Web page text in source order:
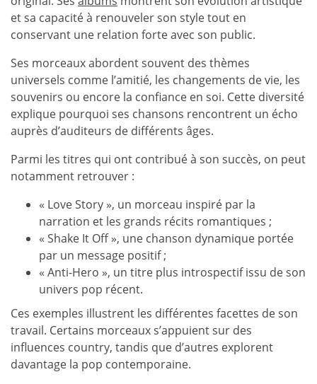
et sa capacité à renouveler son style tout en
conservant une relation forte avec son public.
Ses morceaux abordent souvent des thèmes
universels comme l’amitié, les changements de vie, les
souvenirs ou encore la confiance en soi. Cette diversité
explique pourquoi ses chansons rencontrent un écho
auprès d’auditeurs de différents âges.
Parmi les titres qui ont contribué à son succès, on peut
notamment retrouver :
« Love Story », un morceau inspiré par la
narration et les grands récits romantiques ;
« Shake It Off », une chanson dynamique portée
par un message positif ;
« Anti-Hero », un titre plus introspectif issu de son
univers pop récent.
Ces exemples illustrent les différentes facettes de son
travail. Certains morceaux s’appuient sur des
influences country, tandis que d’autres explorent
davantage la pop contemporaine.